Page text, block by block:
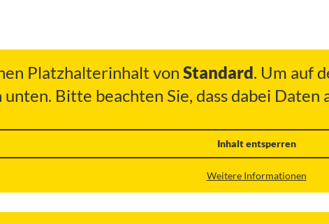
Platzhalterinhalt von Standard. Um auf
Bitte beachten Sie, dass dabei
Inhalt entsperren
Weitere Informationen